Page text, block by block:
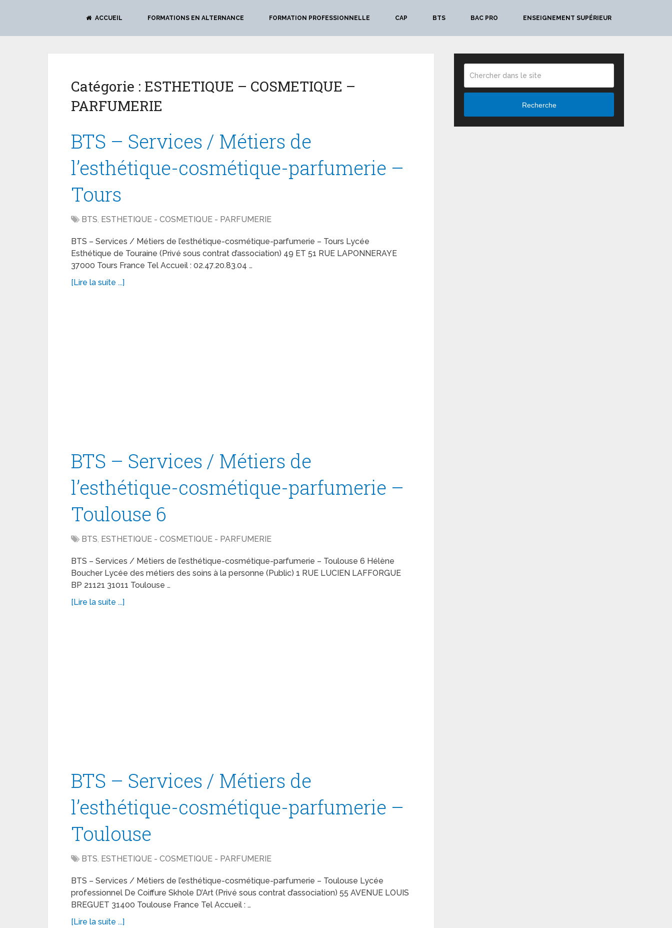
ACCUEIL FORMATIONS EN ALTERNANCE FORMATION PROFESSIONNELLE CAP BTS BAC PRO ENSEIGNEMENT SUPÉRIEUR
Catégorie : ESTHETIQUE – COSMETIQUE –
PARFUMERIE
BTS – Services / Métiers de
l’esthétique-cosmétique-parfumerie –
Tours
BTS, ESTHETIQUE - COSMETIQUE - PARFUMERIE
BTS – Services / Métiers de l’esthétique-cosmétique-parfumerie – Tours Lycée
Esthétique de Touraine (Privé sous contrat d’association) 49 ET 51 RUE LAPONNERAYE
37000 Tours France Tel Accueil : 02.47.20.83.04 …
[Lire la suite ...]
BTS – Services / Métiers de
l’esthétique-cosmétique-parfumerie –
Toulouse 6
BTS, ESTHETIQUE - COSMETIQUE - PARFUMERIE
BTS – Services / Métiers de l’esthétique-cosmétique-parfumerie – Toulouse 6 Hélène
Boucher Lycée des métiers des soins à la personne (Public) 1 RUE LUCIEN LAFFORGUE
BP 21121 31011 Toulouse …
[Lire la suite ...]
BTS – Services / Métiers de
l’esthétique-cosmétique-parfumerie –
Toulouse
BTS, ESTHETIQUE - COSMETIQUE - PARFUMERIE
BTS – Services / Métiers de l’esthétique-cosmétique-parfumerie – Toulouse Lycée
professionnel De Coiffure Skhole D’Art (Privé sous contrat d’association) 55 AVENUE LOUIS
BREGUET 31400 Toulouse France Tel Accueil : …
[Lire la suite ...]
Recherche